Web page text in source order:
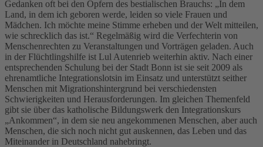
Gedanken oft bei den Opfern des bestialischen Brauchs: „In dem
Land, in dem ich geboren werde, leiden so viele Frauen und
Mädchen. Ich möchte meine Stimme erheben und der Welt mitteilen,
wie schrecklich das ist.“ Regelmäßig wird die Verfechterin von
Menschenrechten zu Veranstaltungen und Vorträgen geladen. Auch
in der Flüchtlingshilfe ist Lul Autenrieb weiterhin aktiv. Nach einer
entsprechenden Schulung bei der Stadt Bonn ist sie seit 2009 als
ehrenamtliche Integrationslotsin im Einsatz und unterstützt seither
Menschen mit Migrationshintergrund bei verschiedensten
Schwierigkeiten und Herausforderungen. Im gleichen Themenfeld
gibt sie über das katholische Bildungswerk den Integrationskurs
„Ankommen“, in dem sie neu angekommenen Menschen, aber auch
Menschen, die sich noch nicht gut auskennen, das Leben und das
Miteinander in Deutschland nahebringt.